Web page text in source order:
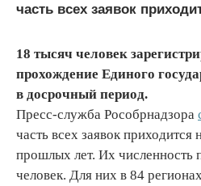
часть всех заявок
18 тысяч человек
прохождение Единого
в досрочный период.
Пресс-служба Рособрнадзора
часть всех заявок приходится
прошлых лет. Их численность
человек. Для них в 84